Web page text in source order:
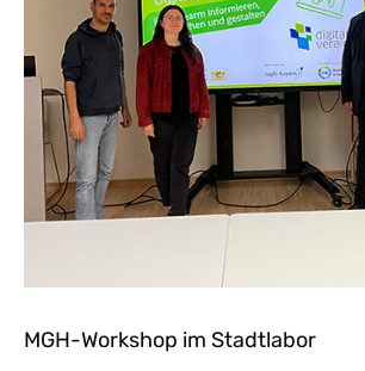
MGH-Workshop im Stadtlabor